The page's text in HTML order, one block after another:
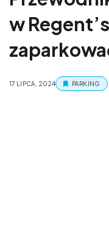
w
17 LIPCA, 2024 PARKING